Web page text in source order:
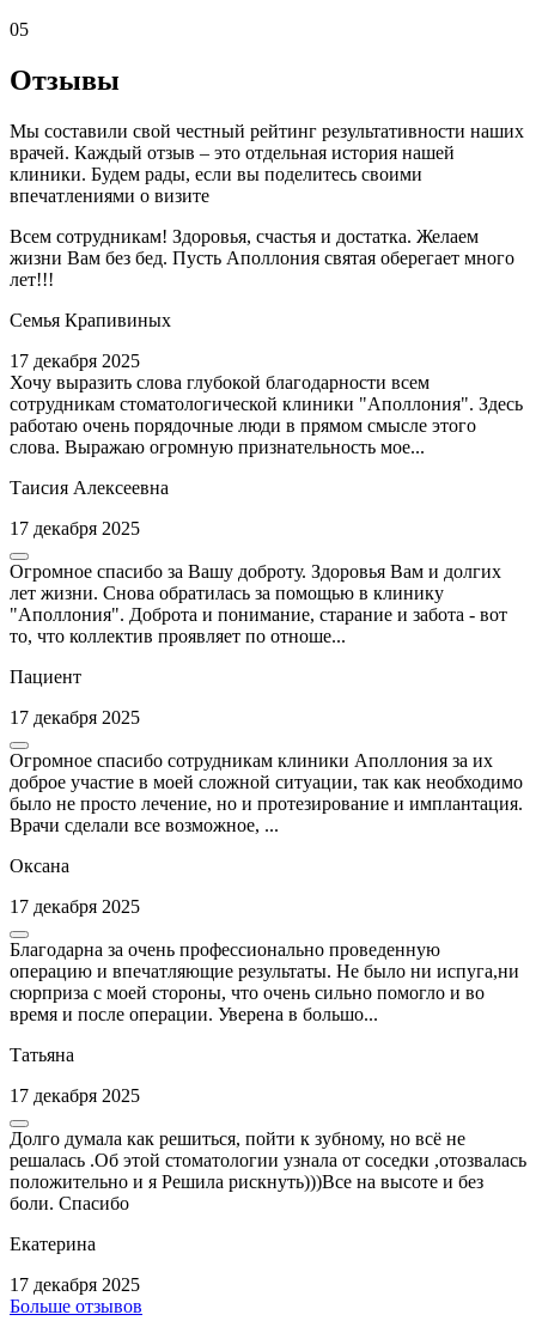
05
Отзывы
Мы составили свой честный рейтинг результативности наших
врачей. Каждый отзыв – это отдельная история нашей
клиники. Будем рады, если вы поделитесь своими
впечатлениями о визите
Всем сотрудникам! Здоровья, счастья и достатка. Желаем
жизни Вам без бед. Пусть Аполлония святая оберегает много
лет!!!
Семья Крапивиных
17 декабря 2025
Хочу выразить слова глубокой благодарности всем
сотрудникам стоматологической клиники "Аполлония". Здесь
работаю очень порядочные люди в прямом смысле этого
слова. Выражаю огромную признательность мое...
Таисия Алексеевна
17 декабря 2025
Огромное спасибо за Вашу доброту. Здоровья Вам и долгих
лет жизни. Снова обратилась за помощью в клинику
"Аполлония". Доброта и понимание, старание и забота - вот
то, что коллектив проявляет по отноше...
Пациент
17 декабря 2025
Огромное спасибо сотрудникам клиники Аполлония за их
доброе участие в моей сложной ситуации, так как необходимо
было не просто лечение, но и протезирование и имплантация.
Врачи сделали все возможное, ...
Оксана
17 декабря 2025
Благодарна за очень профессионально проведенную
операцию и впечатляющие результаты. Не было ни испуга,ни
сюрприза с моей стороны, что очень сильно помогло и во
время и после операции. Уверена в большо...
Татьяна
17 декабря 2025
Долго думала как решиться, пойти к зубному, но всё не
решалась .Об этой стоматологии узнала от соседки ,отозвалась
положительно и я Решила рискнуть)))Все на высоте и без
боли. Спасибо
Екатерина
17 декабря 2025
Больше отзывов